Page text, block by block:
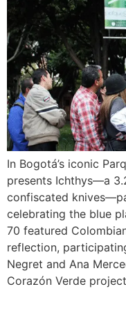
In Bogotá’s iconic
presents Ichthys—a
confiscated
celebrating the blue
70 featured
reflection,
Negret and Ana
Corazón Verde